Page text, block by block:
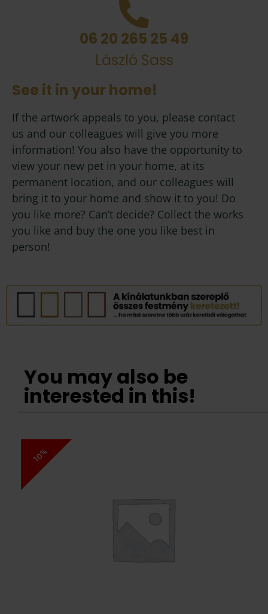
06 20 265 25 49
László Sass
See it in your home!
If the artwork appeals to you, please contact
us and our colleagues will give you more
information! You also have the opportunity to
view your new pet in your home, at its
permanent location, and our colleagues will
bring it to your home and show it to you! Do
you like more? Can’t decide? Collect the works
you like and buy the one you like best in
person!
You may also be
interested in this!
10%